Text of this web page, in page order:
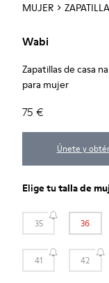
MUJER
Wabi
Zapatillas de casa
para mujer
75 €
Únete y
Elige tutalla de
35 36
41 42